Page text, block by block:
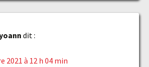
dit :
2021 à 12 h 04 min